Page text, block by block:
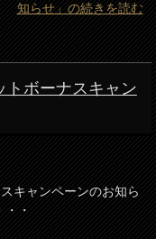
知らせ」の続きを読む
トボーナスキャン
キャンペーンのお知ら
・・